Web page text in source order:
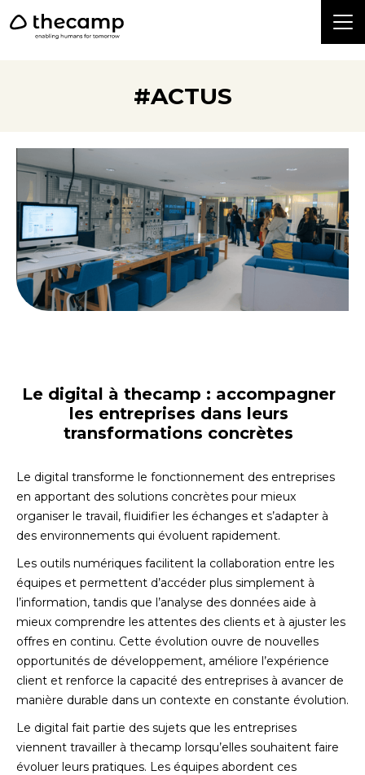
#ACTUS
Le digital à thecamp : accompagner
les entreprises dans leurs
transformations concrètes
Le digital transforme le fonctionnement des entreprises
en apportant des solutions concrètes pour mieux
organiser le travail, fluidifier les échanges et s’adapter à
des environnements qui évoluent rapidement.
Les outils numériques facilitent la collaboration entre les
équipes et permettent d’accéder plus simplement à
l’information, tandis que l’analyse des données aide à
mieux comprendre les attentes des clients et à ajuster les
offres en continu. Cette évolution ouvre de nouvelles
opportunités de développement, améliore l’expérience
client et renforce la capacité des entreprises à avancer de
manière durable dans un contexte en constante évolution.
Le digital fait partie des sujets que les entreprises
viennent travailler à thecamp lorsqu’elles souhaitent faire
évoluer leurs pratiques. Les équipes abordent ces